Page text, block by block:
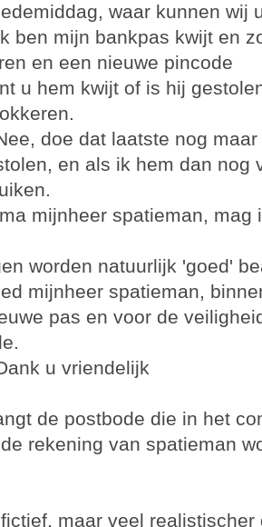
waar kunnen wij
ben mijn bankpas kwijt en
en een nieuwe pincode
u hem kwijt of is hij
doe dat laatste nog
en als ik hem dan nog
mijnheer spatieman,
worden natuurlijk 'goed'
mijnheer spatieman,
pas en voor de
u vriendelijk
de postbode die in het
rekening van spatieman
maar veel realistischer